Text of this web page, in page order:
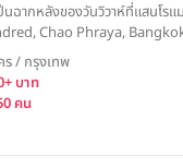
นฉากหลังของวันวิวาห์ที่แสนโร
Chao Phraya,
งานในบรรยากาศสุดเอ็กซ์คลูซี
ฉลิมฉลองบนเรือ เพื่อสร้างควา
/ กรุงเทพ
บาท
คน